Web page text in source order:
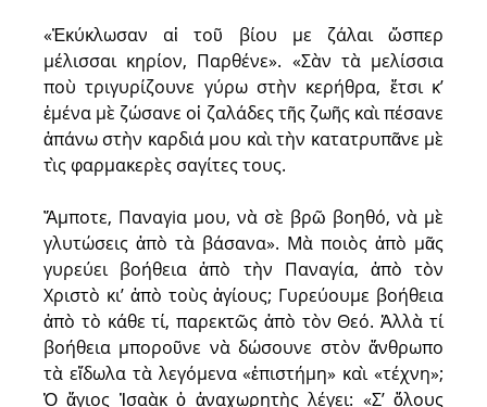
«Ἐκύκλωσαν αἱ τοῦ βίου με ζάλαι ὥσπερ
μέλισσαι κηρίον, Παρθένε». «Σὰν τὰ μελίσσια
ποὺ τριγυρίζουνε γύρω στὴν κερήθρα, ἔτσι κ’
ἐμένα μὲ ζώσανε οἱ ζαλάδες τῆς ζωῆς καὶ πέσανε
ἀπάνω στὴν καρδιά μου καὶ τὴν κατατρυπᾶνε μὲ
τὶς φαρμακερὲς σαγίτες τους.
Ἄμποτε, Παναγiα μου, νὰ σὲ βρῶ βοηθό, νὰ μὲ
γλυτώσεις ἀπὸ τὰ βάσανα». Μὰ ποιὸς ἀπὸ μᾶς
γυρεύει βοήθεια ἀπὸ τὴν Παναγία, ἀπὸ τὸν
Χριστὸ κι’ ἀπὸ τοὺς ἁγίους; Γυρεύουμε βoήθεια
ἀπὸ τὸ κάθε τί, παρεκτῶς ἀπὸ τὸν Θεό. Ἀλλὰ τί
βοήθεια μποροῦνε νὰ δώσουνε στὸν ἄνθρωπο
τὰ εἴδωλα τὰ λεγόμενα «ἐπιστήμη» καὶ «τέχνη»;
Ὁ ἅγιος Ἰσαὰκ ὁ ἀναχωρητὴς λέγει: «Σ’ ὅλους